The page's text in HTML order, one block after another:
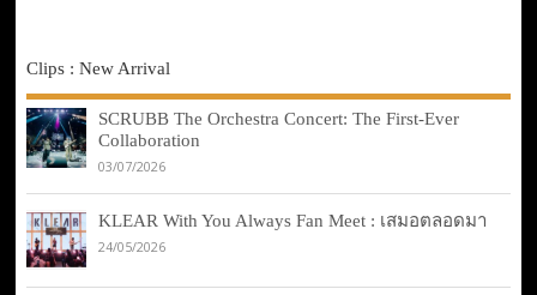
Clips : New Arrival
SCRUBB The Orchestra Concert: The First-Ever
Collaboration
03/07/2026
KLEAR With You Always Fan Meet : เสมอตลอดมา
24/05/2026